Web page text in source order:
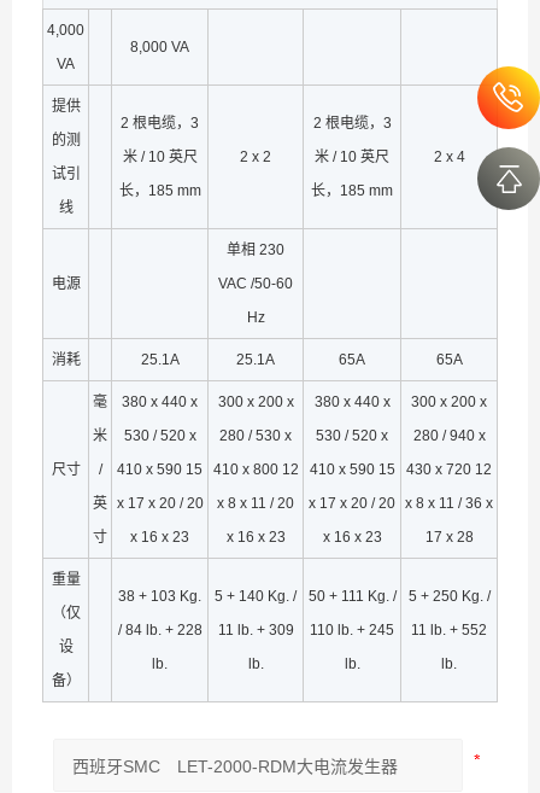
4,000
VA
8,000 VA
提供
的测
试引
线
2 根电缆，3
米 / 10 英尺
长，185 mm
2 x 2
2 根电缆，3
米 / 10 英尺
长，185 mm
2 x 4
电源
单相 230
VAC /50-60
Hz
消耗 25.1A 25.1A 65A 65A
尺寸
毫
米
/
英
寸
380 x 440 x
530 / 520 x
410 x 590 15
x 17 x 20 / 20
x 16 x 23
300 x 200 x
280 / 530 x
410 x 800 12
x 8 x 11 / 20
x 16 x 23
380 x 440 x
530 / 520 x
410 x 590 15
x 17 x 20 / 20
x 16 x 23
300 x 200 x
280 / 940 x
430 x 720 12
x 8 x 11 / 36 x
17 x 28
重量
（仅
设
备）
38 + 103 Kg.
/ 84 lb. + 228
lb.
5 + 140 Kg. /
11 lb. + 309
lb.
50 + 111 Kg. /
110 lb. + 245
lb.
5 + 250 Kg. /
11 lb. + 552
lb.